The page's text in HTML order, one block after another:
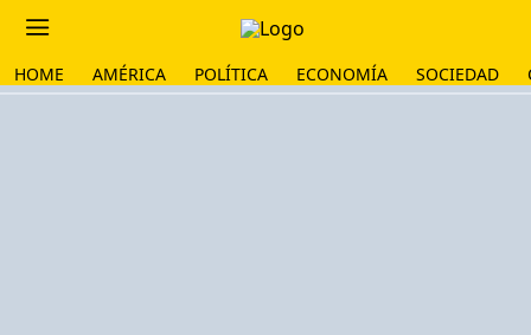
HOME AMÉRICA POLÍTICA ECONOMÍA SOCIEDAD